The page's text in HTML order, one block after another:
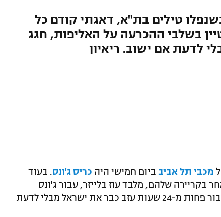
טילים בת"א, דאגתי קודם כל
בשלבי ההכרעה על האליפות, חגג
לדעת אם ישוב. ריאיון
מכבי תל אביב ביום חמישי היה כריס ג'ונס. בעוד
בקריירה שלהם, מלבד עוז בלייזר, עבור ג'ונס
הייתה זו זכייה ראשונה. הוא חגג ונהנה, וכעבור פחות מ-24 שעות עזב כבר את ישראל מבלי לדעת